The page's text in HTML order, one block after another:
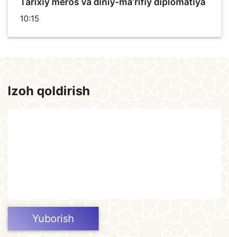
10:15
Izoh qoldirish
Yuborish